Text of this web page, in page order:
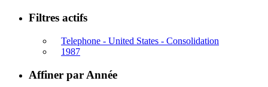
Filtres actifs
Telephone - United States - Consolidation
1987
Affiner par Année